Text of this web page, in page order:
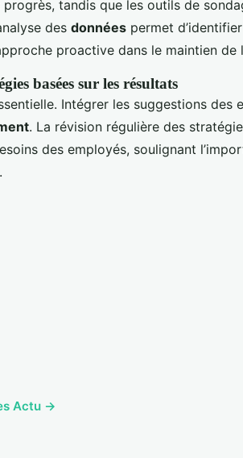
tandis que les outils de
des données permet
proactive dans le maintien de
basées sur les résultats
Intégrer les suggestions des
. La révision régulière des
des employés, soulignant
Actu →